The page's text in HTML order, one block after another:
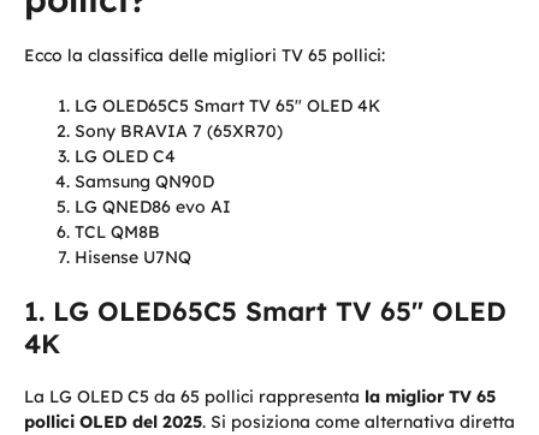
Ecco la classifica delle migliori TV 65 pollici:
LG OLED65C5 Smart TV 65" OLED 4K
Sony BRAVIA 7 (65XR70)
LG OLED C4
Samsung QN90D
LG QNED86 evo AI
TCL QM8B
Hisense U7NQ
LG OLED65C5 Smart TV 65" OLED
4K
La LG OLED C5 da 65 pollici rappresenta la miglior TV 65
pollici OLED del 2025. Si posiziona come alternativa diretta